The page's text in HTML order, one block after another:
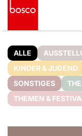
ALLE
KINDER & JUGEND
SONSTIGES
THEMEN &